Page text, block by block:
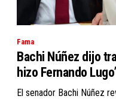
Fama
Bachi Núñez dijo
hizo Fernando
El senador Bachi Núñez